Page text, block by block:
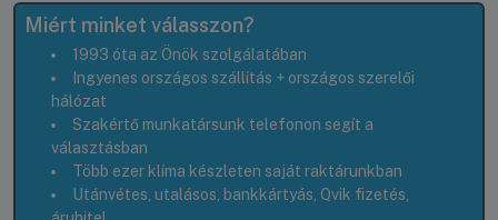
Miért minket válasszon?
1993 óta az Önök szolgálatában
Ingyenes országos szállítás + országos szerelői
hálózat
Szakértő munkatársunk telefonon segít a
választásban
Több ezer klíma készleten saját raktárunkban
Utánvétes, utalásos, bankkártyás, Qvik fizetés,